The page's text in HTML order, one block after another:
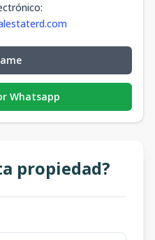
:
Whatsapp
propiedad?